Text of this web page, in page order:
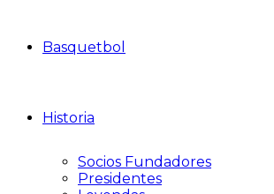
Basquetbol
Historia
Socios Fundadores
Presidentes